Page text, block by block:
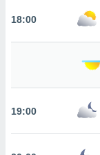
aunque
no
acceder a
abono
18:00
19:00